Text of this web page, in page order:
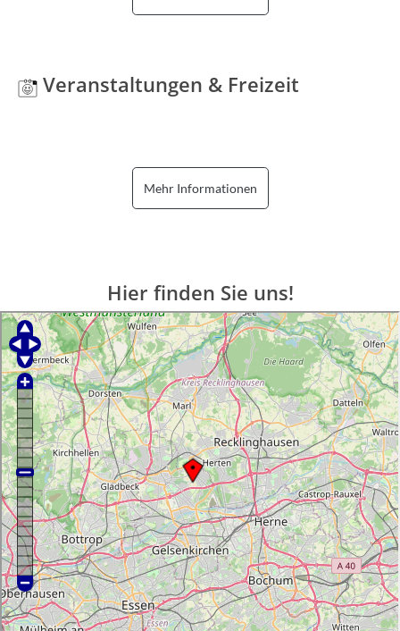
Veranstaltungen & Freizeit
Mehr Informationen
Hier finden Sie uns!